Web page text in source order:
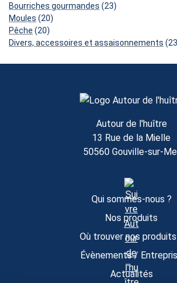
produits
Bourriches gourmandes 2323
Moules 2020
Pêche 2020
produits
Divers, accessoires et assaisonnements 23
Autour de l'huître
13 Rue de la Mielle
50560 Gouville-sur-
Qui sommes-nous ?
Nos produits
Où trouver nos
Évènements /
Actualités